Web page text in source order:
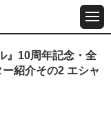
』10周年記念・全
紹介その2 エシャ